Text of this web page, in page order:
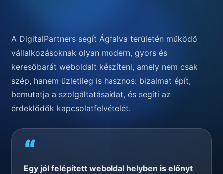
A DigitalPartners segít Ágfalva területén működő
vállalkozásoknak olyan modern, gyors és
keresőbarát weboldalt készíteni, amely nem csak
szép, hanem üzletileg is hasznos: bizalmat épít,
bemutatja a szolgáltatásaidat, és segíti az
érdeklődők kapcsolatfelvételét.
“
Egy jól felépített weboldal helyben is előnyt